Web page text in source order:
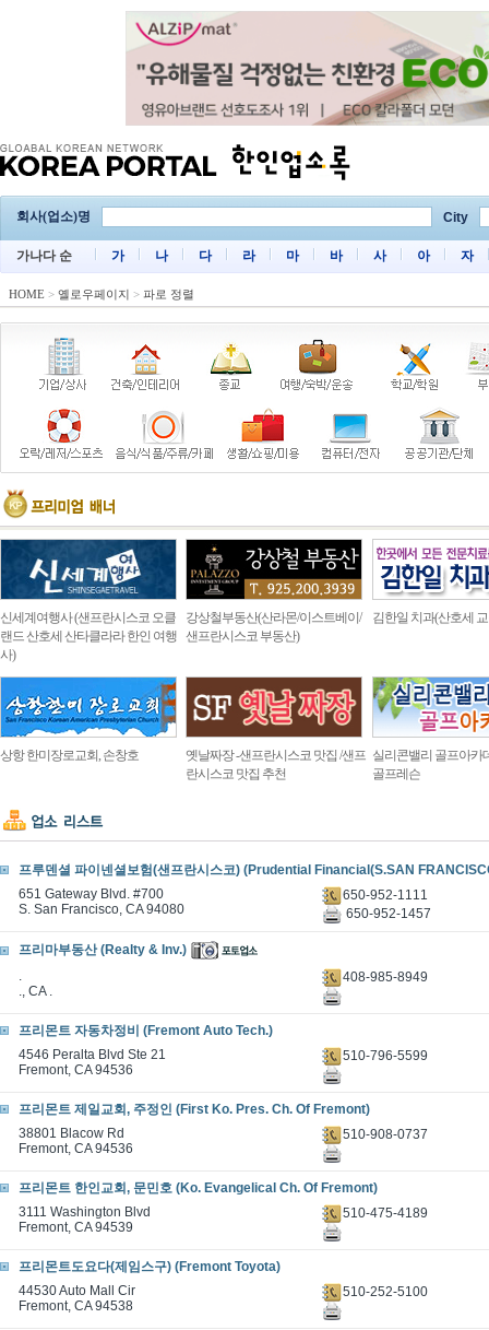
회사(업소)명 City
가나다 순 가 나 다 라 마 바 사 아 자
HOME > 옐로우페이지 > 파로 정렬
신세계여행사 (샌프란시스코 오클
랜드 산호세 산타클라라 한인 여행
사)
강상철부동산(산라몬/이스트베이/
샌프란시스코 부동산)
김한일 치과(산호세
상항 한미장로교회, 손창호
옛날짜장 -샌프란시스코 맛집 /샌프
란시스코 맛집 추천
실리콘밸리 골프아카
골프레슨
프루덴셜 파이넨셜보험(샌프란시스코) (Prudential Financial(S.SAN
651 Gateway Blvd. #700
S. San Francisco, CA 94080
650-952-1111
650-952-1457
프리마부동산 (Realty & Inv.)
.
., CA .
408-985-8949
프리몬트 자동차정비 (Fremont Auto Tech.)
4546 Peralta Blvd Ste 21
Fremont, CA 94536
510-796-5599
프리몬트 제일교회, 주정인 (First Ko. Pres. Ch. Of Fremont)
38801 Blacow Rd
Fremont, CA 94536
510-908-0737
프리몬트 한인교회, 문민호 (Ko. Evangelical Ch. Of Fremont)
3111 Washington Blvd
Fremont, CA 94539
510-475-4189
프리몬트도요다(제임스구) (Fremont Toyota)
44530 Auto Mall Cir
Fremont, CA 94538
510-252-5100